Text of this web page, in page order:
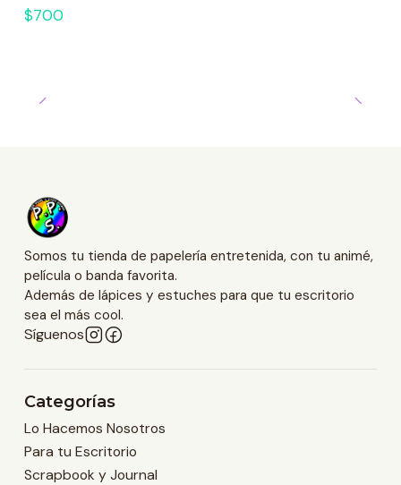
$700
Somos tu tienda de papelería entretenida, con tu animé,
película o banda favorita.
Además de lápices y estuches para que tu escritorio
sea el más cool.
Síguenos
Categorías
Lo Hacemos Nosotros
Para tu Escritorio
Scrapbook y Journal